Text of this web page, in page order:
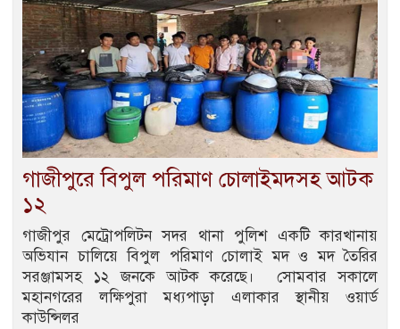
গাজীপুরে বিপুল পরিমাণ চোলাইমদসহ আটক
১২
গাজীপুর মেট্রোপলিটন সদর থানা পুলিশ একটি কারখানায়
অভিযান চালিয়ে বিপুল পরিমাণ চোলাই মদ ও মদ তৈরির
সরঞ্জামসহ ১২ জনকে আটক করেছে। সোমবার সকালে
মহানগরের লক্ষিপুরা মধ্যপাড়া এলাকার স্থানীয় ওয়ার্ড
কাউন্সিলর